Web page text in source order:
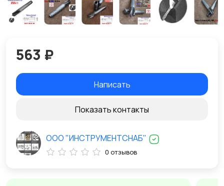
563 ₽
Написать
Показать контакты
ООО "ИНСТРУМЕНТСНАБ"
0 отзывов